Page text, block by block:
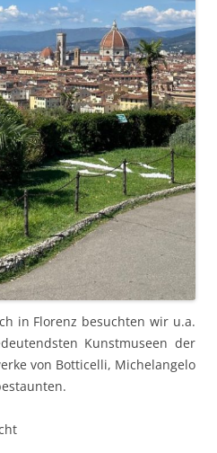
in Florenz besuchten wir u.a.
Kunstmuseen der
von Botticelli, Michelangelo